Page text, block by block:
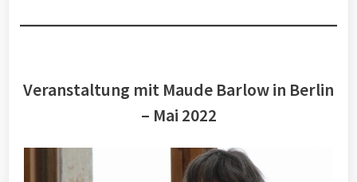
Veranstaltung mit Maude Barlow in Berlin
– Mai 2022